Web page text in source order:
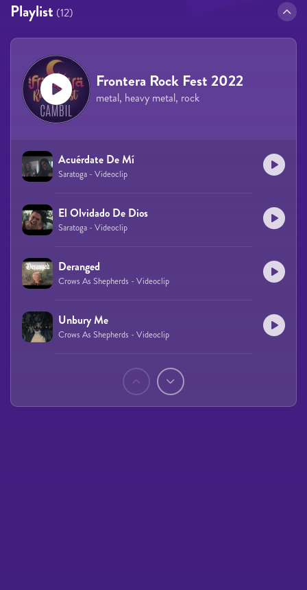
Playlist (12)
Frontera Rock Fest 2022
metal, heavy metal, rock
Acuérdate De Mí
Saratoga - Videoclip
El Olvidado De Dios
Saratoga - Videoclip
Deranged
Crows As Shepherds - Videoclip
Unbury Me
Crows As Shepherds - Videoclip